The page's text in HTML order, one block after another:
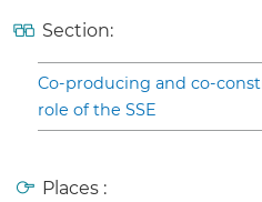
Section:
Co-producing and co-
role of the SSE
Places :